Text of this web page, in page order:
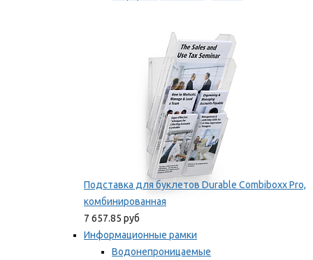
Подставка для буклетов Durable Combiboxx Pro,
комбинированная
7 657.85 руб
Информационные рамки
Водонепроницаемые